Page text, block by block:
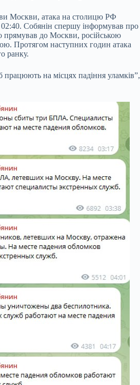
Москви, атака на столицю РФ
. Собянін спершу інформував про
прямував до Москви, російською
Протягом наступних годин атака
ранку.
працюють на місцях падіння уламків”,